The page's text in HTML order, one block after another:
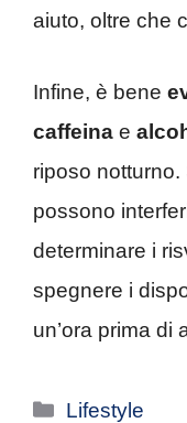
aiuto, oltre che
Infine, è bene
caffeina e
riposo
possono
determinare i
spegnere i
un’ora prima di
Categorie
Lifestyle